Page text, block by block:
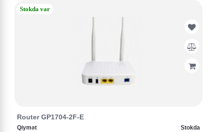
Stokda var
Router GP1704-2F-E
Qiymət Stokda